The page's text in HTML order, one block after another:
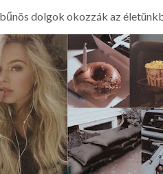
dolgok okozzák az